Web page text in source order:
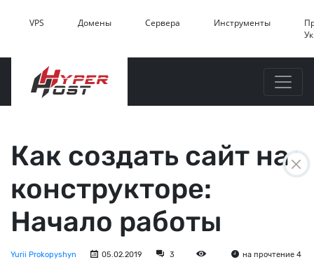
VPS Домены Сервера Инструменты
Как создать сайт на
конструкторе:
Начало работы
Yurii Prokopyshyn 05.02.2019 3
на прочтение 4